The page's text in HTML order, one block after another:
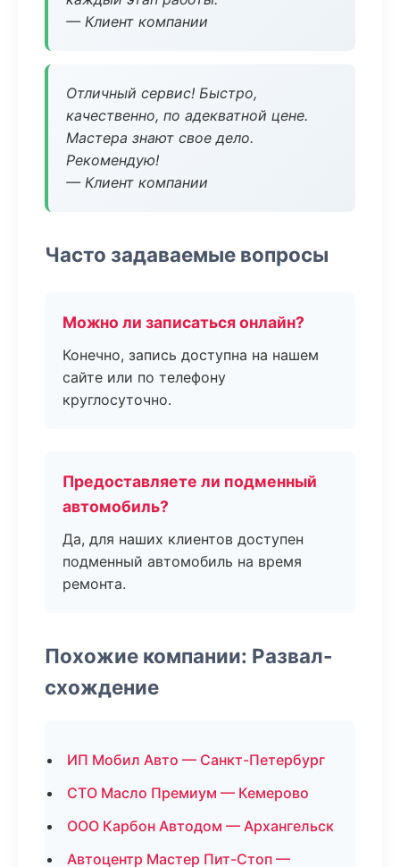
— Клиент компании
Отличный сервис! Быстро,
качественно, по адекватной цене.
Мастера знают свое дело.
Рекомендую!
— Клиент компании
Часто задаваемые вопросы
Можно ли записаться онлайн?
Конечно, запись доступна на нашем
сайте или по телефону
круглосуточно.
Предоставляете ли подменный
автомобиль?
Да, для наших клиентов доступен
подменный автомобиль на время
ремонта.
Похожие компании: Развал-
схождение
ИП Мобил Авто — Санкт-Петербург
СТО Масло Премиум — Кемерово
ООО Карбон Автодом — Архангельск
Автоцентр Мастер Пит-Стоп —